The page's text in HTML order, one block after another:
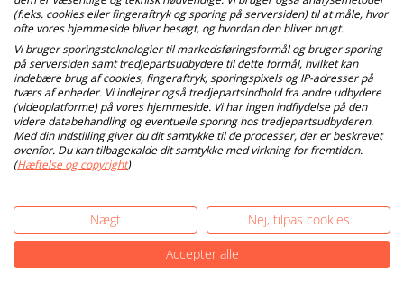
(f.eks. cookies eller fingeraftryk og sporing på serversiden) til at måle, hvor
ofte vores hjemmeside bliver besøgt, og hvordan den bliver brugt.
Vi bruger sporingsteknologier til markedsføringsformål og bruger sporing
på serversiden samt tredjepartsudbydere til dette formål, hvilket kan
indebære brug af cookies, fingeraftryk, sporingspixels og IP-adresser på
tværs af enheder. Vi indlejrer også tredjepartsindhold fra andre udbydere
(videoplatforme) på vores hjemmeside. Vi har ingen indflydelse på den
videre databehandling og eventuelle sporing hos tredjepartsudbyderen.
Med din indstilling giver du dit samtykke til de processer, der er beskrevet
ovenfor. Du kan tilbagekalde dit samtykke med virkning for fremtiden.
(Hæftelse og copyright)
Nægt
Nej, tilpas cookies
Accepter alle